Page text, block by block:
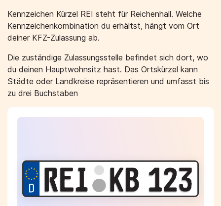
Kennzeichen Kürzel REI steht für Reichenhall. Welche
Kennzeichenkombination du erhältst, hängt vom Ort
deiner KFZ-Zulassung ab.
Die zuständige Zulassungsstelle befindet sich dort, wo
du deinen Hauptwohnsitz hast. Das Ortskürzel kann
Städte oder Landkreise repräsentieren und umfasst bis
zu drei Buchstaben